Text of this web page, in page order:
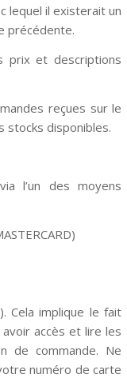
lequel il existerait un
précédente.
prix et descriptions
reçues sur le
stocks disponibles.
l’un des moyens
Cela implique le fait
accès et lire les
de commande. Ne
numéro de carte